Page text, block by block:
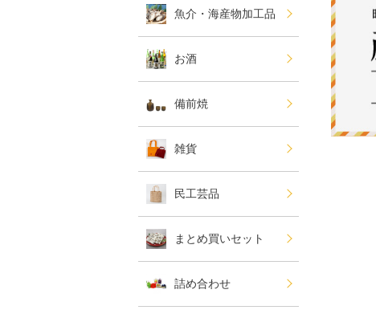
魚介・海産物加工品
お酒
備前焼
雑貨
民工芸品
まとめ買いセット
詰め合わせ